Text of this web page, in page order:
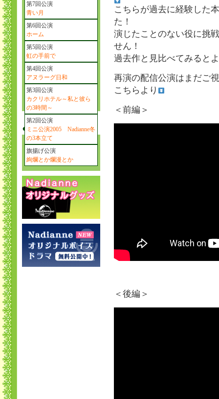
こちらが過去に経験した
た！
演じたことのない役に挑
せん！
過去作と見比べてみると
再演の配信公演はまだご
こちらより
＜前編＞
＜後編＞
第7回公演
青い月
第6回公演
ホーム
第5回公演
虹の手前で
第4回公演
アヌラーグ日和
第3回公演
カクリホテル～私と彼ら
の3時間～
第2回公演
ミニ公演2005 Nadianne冬
の3本立て
旗揚げ公演
絢爛とか爛漫とか